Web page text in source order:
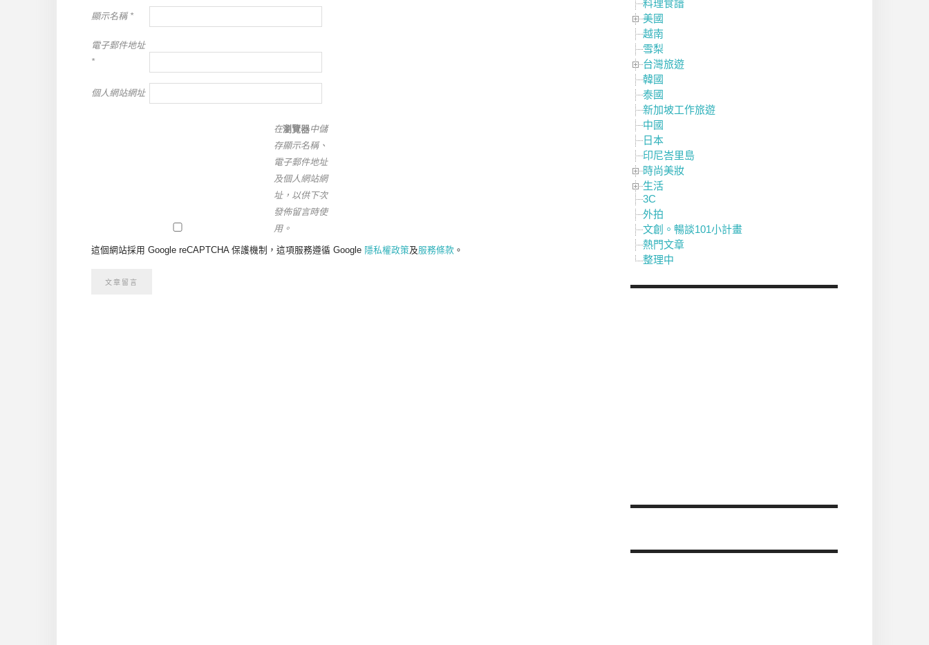
顯示名稱 *
電子郵件地址
*
個人網站網址
在瀏覽器中儲
存顯示名稱、
電子郵件地址
及個人網站網
址，以供下次
發佈留言時使
用。
這個網站採用 Google reCAPTCHA 保護機制，這項服務遵循 Google 隱私權政策及服務條款 。
料理食譜
美國
越南
雪梨
台灣旅遊
韓國
泰國
新加坡工作旅遊
中國
日本
印尼峇里島
時尚美妝
生活
3C
外拍
文創。暢談101小計畫
熱門文章
整理中